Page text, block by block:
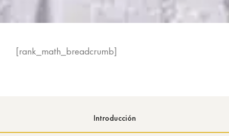
[rank_math_breadcrumb]
Introducción